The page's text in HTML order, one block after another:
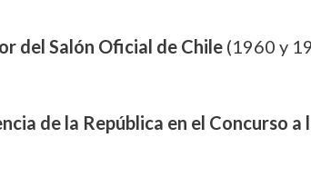
del Salón Oficial de Chile(1960 y
de la República en el Concurso a